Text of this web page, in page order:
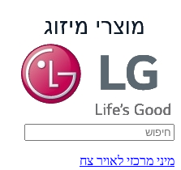
מיני מרכזי לאויר צח